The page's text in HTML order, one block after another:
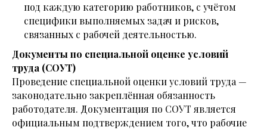
под каждую категорию работников, с учётом
специфики выполняемых задач и рисков,
связанных с рабочей деятельностью.
Документы по специальной оценке условий
труда (СОУТ)
Проведение специальной оценки условий труда —
законодательно закреплённая обязанность
работодателя. Документация по СОУТ является
официальным подтверждением того, что рабочие